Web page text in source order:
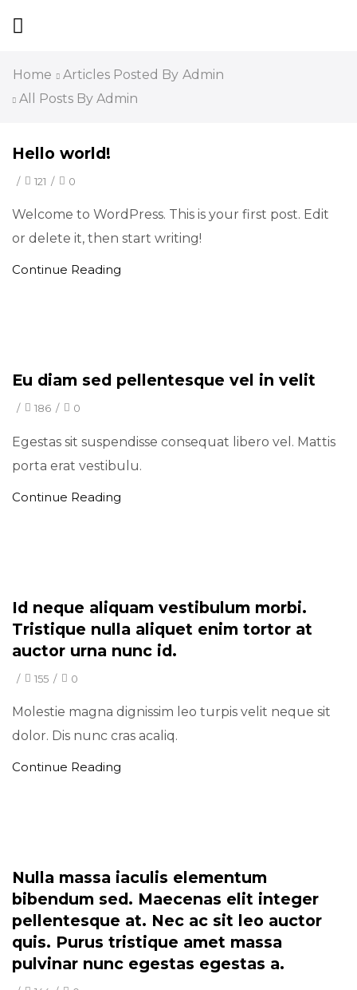
Home Articles Posted By Admin
All Posts By Admin
Hello world!
/ 121 / 0
Welcome to WordPress. This is your first post. Edit
or delete it, then start writing!
Continue Reading
Eu diam sed pellentesque vel in velit
/ 186 / 0
Egestas sit suspendisse consequat libero vel. Mattis
porta erat vestibulu.
Continue Reading
Id neque aliquam vestibulum morbi.
Tristique nulla aliquet enim tortor at
auctor urna nunc id.
/ 155 / 0
Molestie magna dignissim leo turpis velit neque sit
dolor. Dis nunc cras acaliq.
Continue Reading
Nulla massa iaculis elementum
bibendum sed. Maecenas elit integer
pellentesque at. Nec ac sit leo auctor
quis. Purus tristique amet massa
pulvinar nunc egestas egestas a.